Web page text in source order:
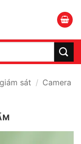
sát / Camera